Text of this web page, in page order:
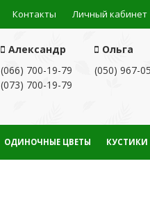
Контакты Личный кабинет
Александр
(066) 700-19-79
(073) 700-19-79
Ольга
(050) 967-
ОДИНОЧНЫЕ ЦВЕТЫ КУСТИКИ